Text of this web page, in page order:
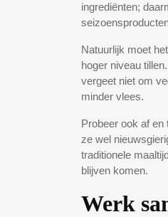
ingrediënten;
Natuurlijk moet
hoger niveau
vergeet niet om
minder vlees.
Probeer ook af
ze wel
traditionele
blijven komen.
Werk